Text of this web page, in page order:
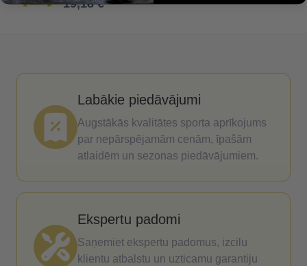
19,18 €
Labākie piedāvājumi
Augstākās kvalitātes sporta aprīkojums
par nepārspējamām cenām, īpašām
atlaidēm un sezonas piedāvājumiem.
Ekspertu padomi
Saņemiet ekspertu padomus, izcilu
klientu atbalstu un uzticamu garantiju